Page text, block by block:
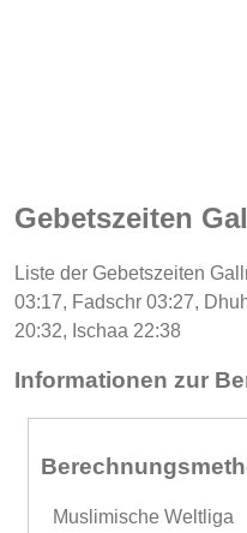
Gebetszeiten
Liste der Gebetszeiten
03:17, Fadschr 03:27,
20:32, Ischaa 22:38
Informationen zur
Muslimische Weltliga